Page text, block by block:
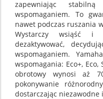
zapewniając
wspomaganiem. To
nawet podczas ruszania
Wystarczy wsiąść i
dezaktywować,
wspomaganiem.
wspomagania: Eco+,
obrotowy wynosi aż
pokonywanie
dostarczając niezawodne